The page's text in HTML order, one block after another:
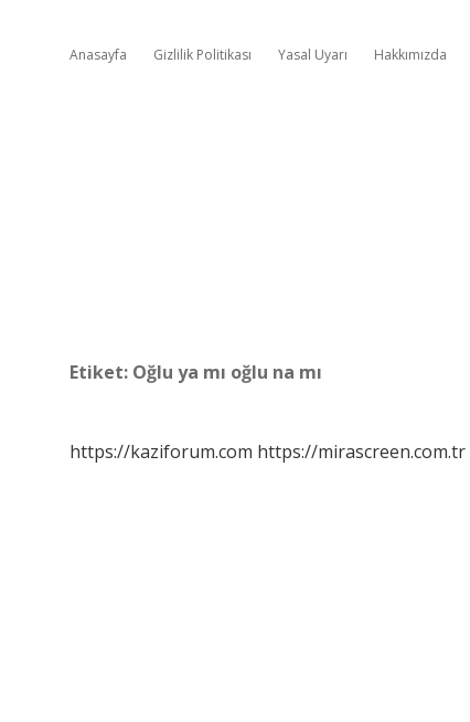
Anasayfa Gizlilik Politikası Yasal Uyarı Hakkımızda
Etiket: Oğlu ya mı oğlu na mı
https://kaziforum.com https://mirascreen.com.tr